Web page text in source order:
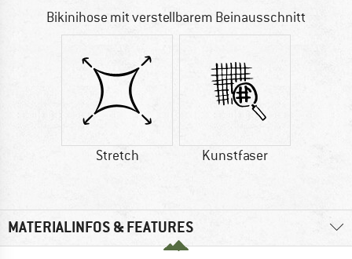
Bikinihose mit verstellbarem Beinausschnitt
Stretch Kunstfaser
MATERIALINFOS & FEATURES